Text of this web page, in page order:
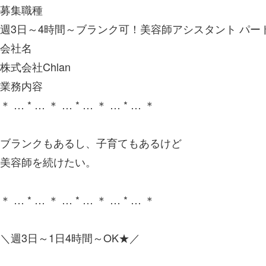
募集職種
週3日～4時間～ブランク可！美容師アシスタント パー
会社名
株式会社Chlan
業務内容
＊ … * … ＊ … * … ＊ … * … ＊
ブランクもあるし、子育てもあるけど
美容師を続けたい。
＊ … * … ＊ … * … ＊ … * … ＊
＼週3日～1日4時間～OK★／